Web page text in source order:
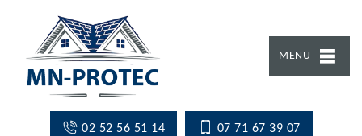
MENU
02 52 56 51 14 07 71 67 39 07